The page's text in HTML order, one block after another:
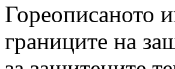
Гореописаното
границите на